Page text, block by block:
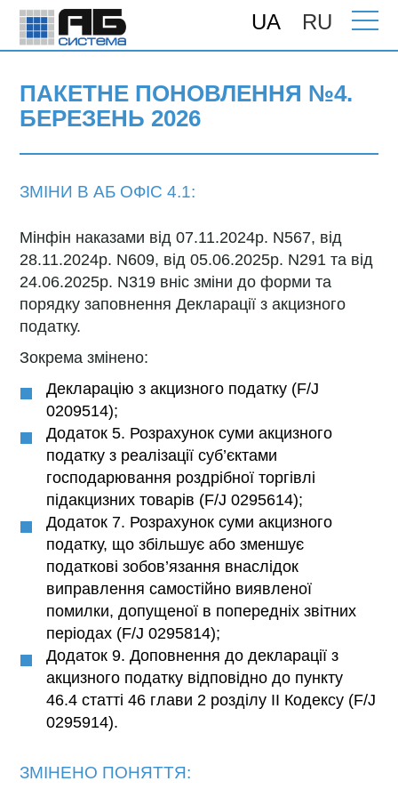
UA RU
Головна>Підтримка>Поновлення>
ПАКЕТНЕ ПОНОВЛЕННЯ №4.
БЕРЕЗЕНЬ 2026
ЗМІНИ В АБ ОФІС 4.1:
Мінфін наказами від 07.11.2024р. N567, від
28.11.2024р. N609, від 05.06.2025р. N291 та від
24.06.2025р. N319 вніс зміни до форми та
порядку заповнення Декларації з акцизного
податку.
Зокрема змінено:
Декларацію з акцизного податку (F/J
0209514);
Додаток 5. Розрахунок суми акцизного
податку з реалізації суб’єктами
господарювання роздрібної торгівлі
підакцизних товарів (F/J 0295614);
Додаток 7. Розрахунок суми акцизного
податку, що збільшує або зменшує
податкові зобов’язання внаслідок
виправлення самостійно виявленої
помилки, допущеної в попередніх звітних
періодах (F/J 0295814);
Додаток 9. Доповнення до декларації з
акцизного податку відповідно до пункту
46.4 статті 46 глави 2 розділу II Кодексу (F/J
0295914).
ЗМІНЕНО ПОНЯТТЯ: